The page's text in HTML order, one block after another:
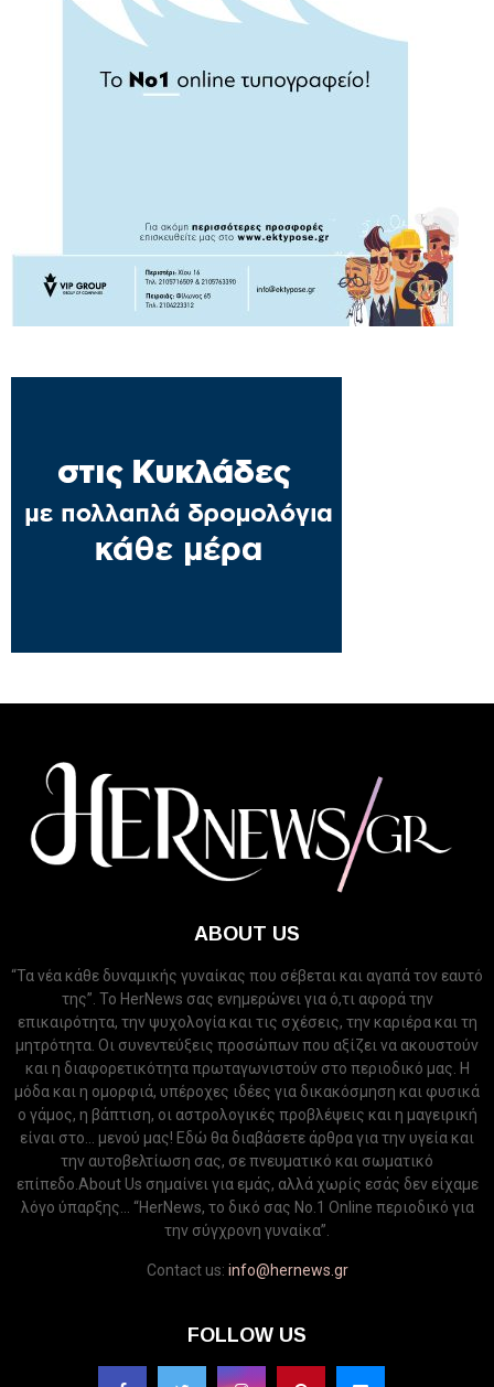
ABOUT US
“Τα νέα κάθε δυναμικής γυναίκας που σέβεται και αγαπά τον εαυτό
της”. Το HerNews σας ενημερώνει για ό,τι αφορά την
επικαιρότητα, την ψυχολογία και τις σχέσεις, την καριέρα και τη
μητρότητα. Οι συνεντεύξεις προσώπων που αξίζει να ακουστούν
και η διαφορετικότητα πρωταγωνιστούν στο περιοδικό μας. Η
μόδα και η ομορφιά, υπέροχες ιδέες για δικακόσμηση και φυσικά
ο γάμος, η βάπτιση, οι αστρολογικές προβλέψεις και η μαγειρική
είναι στο... μενού μας! Εδώ θα διαβάσετε άρθρα για την υγεία και
την αυτοβελτίωση σας, σε πνευματικό και σωματικό
επίπεδο.About Us σημαίνει για εμάς, αλλά χωρίς εσάς δεν είχαμε
λόγο ύπαρξης... “HerNews, το δικό σας Νo.1 Online περιοδικό για
την σύγχρονη γυναίκα”.
Contact us: info@hernews.gr
FOLLOW US